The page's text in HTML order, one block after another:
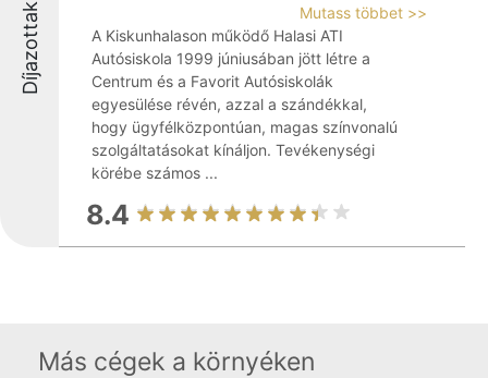
Díjazottak
Mutass többet >>
A Kiskunhalason működő Halasi ATI
Autósiskola 1999 júniusában jött létre a
Centrum és a Favorit Autósiskolák
egyesülése révén, azzal a szándékkal,
hogy ügyfélközpontúan, magas színvonalú
szolgáltatásokat kínáljon. Tevékenységi
körébe számos ...
8.4
Más cégek a környéken